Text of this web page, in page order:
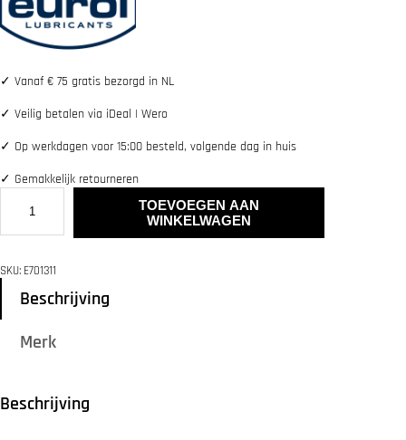
✓ Vanaf € 75 gratis bezorgd in NL
✓ Veilig betalen via iDeal | Wero
✓ Op werkdagen voor 15:00 besteld, volgende dag in huis
✓ Gemakkelijk retourneren
C
i
e
TOEVOEGEN AAN
WINKELWAGEN
SKU: E701311
Beschrijving
Merk
Beschrijving